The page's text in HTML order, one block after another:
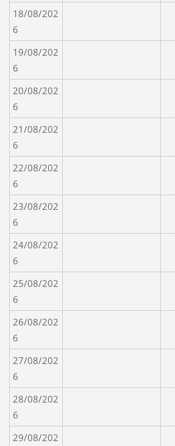
18/08/202
6
19/08/202
6
20/08/202
6
21/08/202
6
22/08/202
6
23/08/202
6
24/08/202
6
25/08/202
6
26/08/202
6
27/08/202
6
28/08/202
6
29/08/202